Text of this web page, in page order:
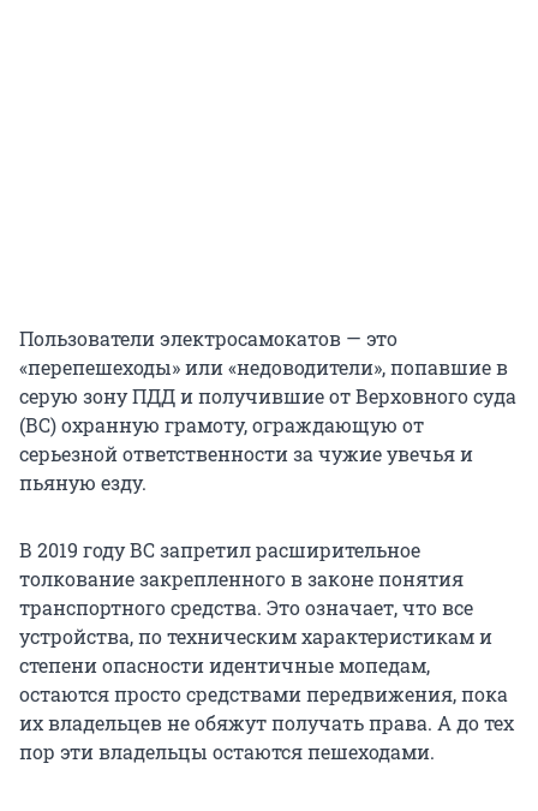
Пользователи электросамокатов — это
«перепешеходы» или «недоводители», попавшие в
серую зону ПДД и получившие от Верховного суда
(ВС) охранную грамоту, ограждающую от
серьезной ответственности за чужие увечья и
пьяную езду.
В 2019 году ВС запретил расширительное
толкование закрепленного в законе понятия
транспортного средства. Это означает, что все
устройства, по техническим характеристикам и
степени опасности идентичные мопедам,
остаются просто средствами передвижения, пока
их владельцев не обяжут получать права. А до тех
пор эти владельцы остаются пешеходами.